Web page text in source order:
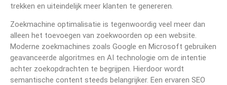
trekken en uiteindelijk meer klanten te genereren.
Zoekmachine optimalisatie is tegenwoordig veel meer dan
alleen het toevoegen van zoekwoorden op een website.
Moderne zoekmachines zoals Google en Microsoft gebruiken
geavanceerde algoritmes en AI technologie om de intentie
achter zoekopdrachten te begrijpen. Hierdoor wordt
semantische content steeds belangrijker. Een ervaren SEO